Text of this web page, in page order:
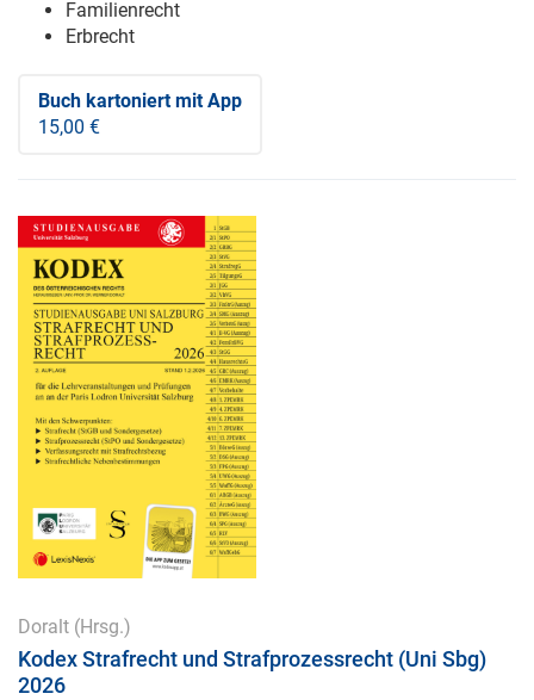
Familienrecht
Erbrecht
Buch kartoniertmit App
15,00 €
Doralt (Hrsg.)
Kodex Strafrecht und Strafprozessrecht (Uni Sbg)
2026